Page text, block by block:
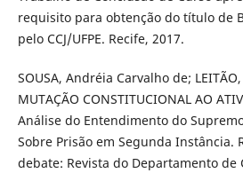
requisito para obtenção do título de
pelo CCJ/UFPE. Recife, 2017.
SOUSA, Andréia Carvalho de;
MUTAÇÃO CONSTITUCIONAL AO
Análise do Entendimento do
Sobre Prisão em Segunda Instância.
debate: Revista do Departamento de